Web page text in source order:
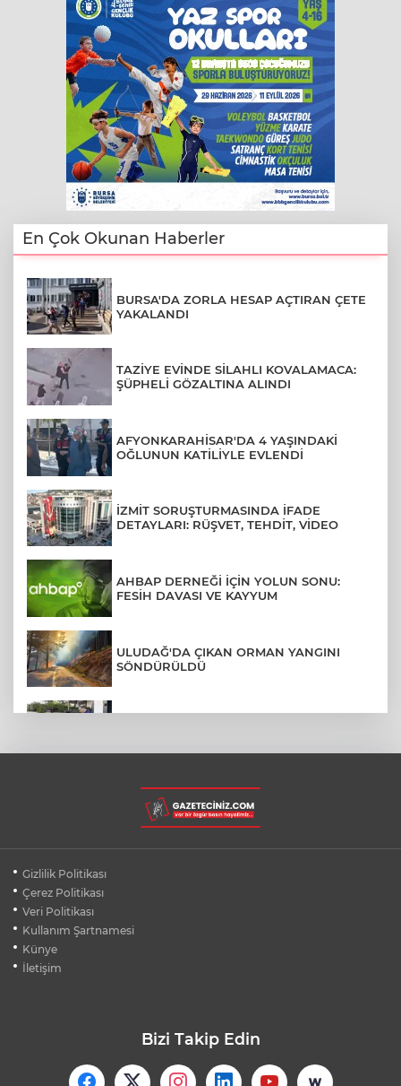
En Çok Okunan Haberler
BURSA'DA ZORLA HESAP AÇTIRAN ÇETE
YAKALANDI
TAZİYE EVİNDE SİLAHLI KOVALAMACA:
ŞÜPHELİ GÖZALTINA ALINDI
AFYONKARAHİSAR'DA 4 YAŞINDAKİ
OĞLUNUN KATİLİYLE EVLENDİ
İZMİT SORUŞTURMASINDA İFADE
DETAYLARI: RÜŞVET, TEHDİT, VİDEO
AHBAP DERNEĞİ İÇİN YOLUN SONU:
FESİH DAVASI VE KAYYUM
ULUDAĞ'DA ÇIKAN ORMAN YANGINI
SÖNDÜRÜLDÜ
ASLI HÜNEL'DEN BURSA'DA
UNUTULMAZ KONSER
VAN'DA İŞİTME ENGELLİ MÜŞTERİ,
Gizlilik Politikası
Çerez Politikası
Veri Politikası
Kullanım Şartnamesi
Künye
İletişim
Bizi Takip Edin